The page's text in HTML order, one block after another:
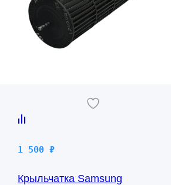
1 500 ₽
Крыльчатка Samsung